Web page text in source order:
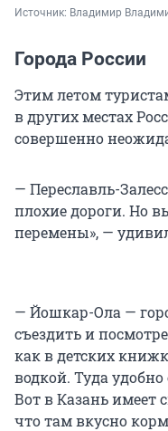
Источник: Владимир
Города России
Этим летом
в других местах
совершенно
— Переславль-
плохие дороги. Но
перемены», —
— Йошкар-Ола —
съездить и
как в детских
водкой. Туда удобно
Вот в Казань имеет
что там вкусно